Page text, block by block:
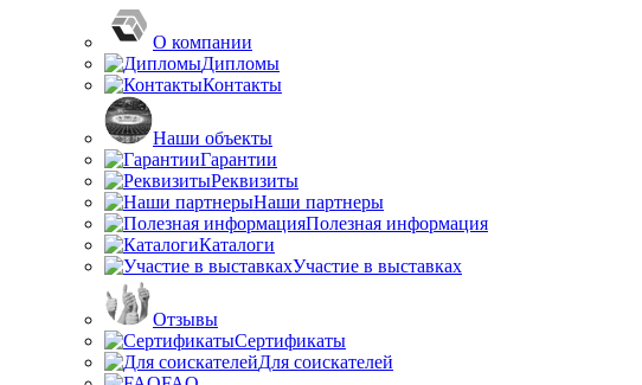
О компании
Дипломы
Контакты
Наши объекты
Гарантии
Реквизиты
Наши партнеры
Полезная информация
Каталоги
Участие в выставках
Отзывы
Сертификаты
Для соискателей